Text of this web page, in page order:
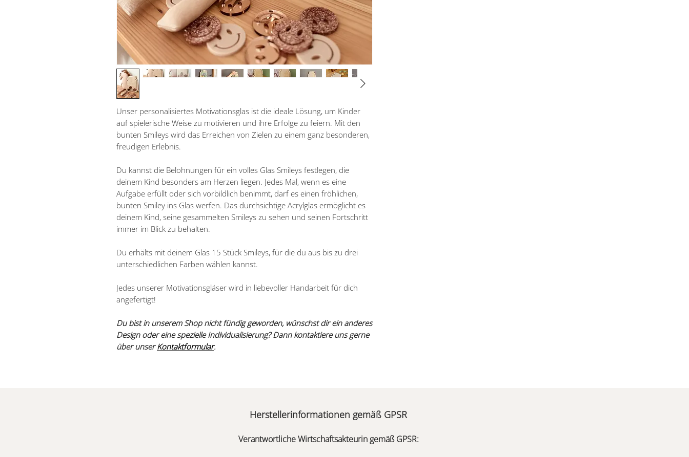
Unser personalisiertes Motivationsglas ist die ideale Lösung, um Kinder
auf spielerische Weise zu motivieren und ihre Erfolge zu feiern. Mit den
bunten Smileys wird das Erreichen von Zielen zu einem ganz besonderen,
freudigen Erlebnis.
Du kannst die Belohnungen für ein volles Glas Smileys festlegen, die
deinem Kind besonders am Herzen liegen. Jedes Mal, wenn es eine
Aufgabe erfüllt oder sich vorbildlich benimmt, darf es einen fröhlichen,
bunten Smiley ins Glas werfen. Das durchsichtige Acrylglas ermöglicht es
deinem Kind, seine gesammelten Smileys zu sehen und seinen Fortschritt
immer im Blick zu behalten.
Du erhälts mit deinem Glas 15 Stück Smileys, für die du aus bis zu drei
unterschiedlichen Farben wählen kannst.
Jedes unserer Motivationsgläser wird in liebevoller Handarbeit für dich
angefertigt!
Du bist in unserem Shop nicht fündig geworden, wünschst dir ein anderes
Design oder eine spezielle Individualisierung? Dann kontaktiere uns gerne
über unserKontaktformular.
Herstellerinformationen gemäß GPSR
Verantwortliche Wirtschaftsakteurin gemäß GPSR: